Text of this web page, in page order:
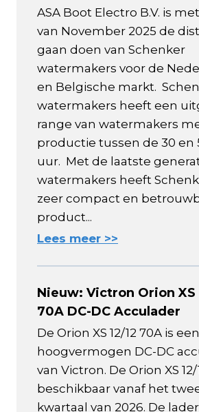
ASA Boot Electro B.V. is
van November 2025 de
gaan doen van Schenker
watermakers voor de
en Belgische markt.
watermakers heeft een
range van watermakers
productie tussen de 30 en
uur. Met de laatste
watermakers heeft
zeer compact en
product...
Lees meer >>
Nieuw: Victron Orion XS
70A DC-DC Acculader
De Orion XS 12/12 70A is
hoogvermogen DC-DC
van Victron. De Orion XS 12/
beschikbaar vanaf het
kwartaal van 2026. De